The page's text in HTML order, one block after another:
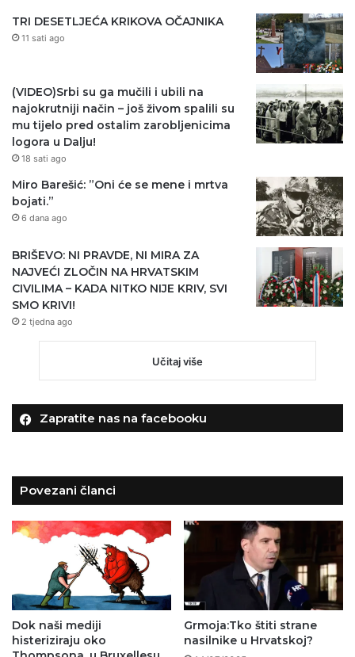
TRI DESETLJEĆA KRIKOVA OČAJNIKA
11 sati ago
(VIDEO)Srbi su ga mučili i ubili na
najokrutniji način – još živom spalili su
mu tijelo pred ostalim zarobljenicima
logora u Dalju!
18 sati ago
Miro Barešić: ”Oni će se mene i mrtva
bojati.”
6 dana ago
BRIŠEVO: NI PRAVDE, NI MIRA ZA
NAJVEĆI ZLOČIN NA HRVATSKIM
CIVILIMA – KADA NITKO NIJE KRIV, SVI
SMO KRIVI!
2 tjedna ago
Učitaj više
Zapratite nas na facebooku
Povezani članci
Dok naši mediji
histeriziraju oko
Grmoja:Tko štiti strane
nasilnike u Hrvatskoj?